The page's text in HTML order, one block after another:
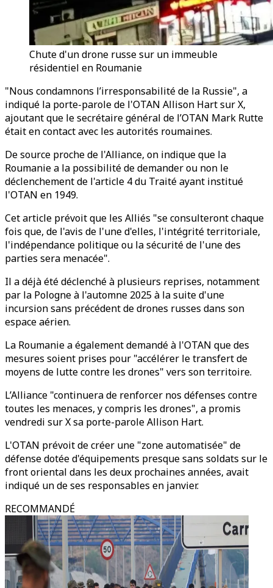
Chute d'un drone russe sur un immeuble
résidentiel en Roumanie
"Nous condamnons l’irresponsabilité de la Russie", a
indiqué la porte-parole de l'OTAN Allison Hart sur X,
ajoutant que le secrétaire général de l’OTAN Mark Rutte
était en contact avec les autorités roumaines.
De source proche de l'Alliance, on indique que la
Roumanie a la possibilité de demander ou non le
déclenchement de l'article 4 du Traité ayant institué
l'OTAN en 1949.
Cet article prévoit que les Alliés "se consulteront chaque
fois que, de l'avis de l'une d'elles, l'intégrité territoriale,
l'indépendance politique ou la sécurité de l'une des
parties sera menacée".
Il a déjà été déclenché à plusieurs reprises, notamment
par la Pologne à l'automne 2025 à la suite d'une
incursion sans précédent de drones russes dans son
espace aérien.
La Roumanie a également demandé à l'OTAN que des
mesures soient prises pour "accélérer le transfert de
moyens de lutte contre les drones" vers son territoire.
L’Alliance "continuera de renforcer nos défenses contre
toutes les menaces, y compris les drones", a promis
vendredi sur X sa porte-parole Allison Hart.
L'OTAN prévoit de créer une "zone automatisée" de
défense dotée d'équipements presque sans soldats sur le
front oriental dans les deux prochaines années, avait
indiqué un de ses responsables en janvier.
RECOMMANDÉ